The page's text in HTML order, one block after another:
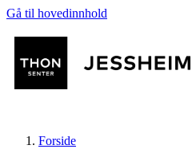
Gå til hovedinnhold
Forside